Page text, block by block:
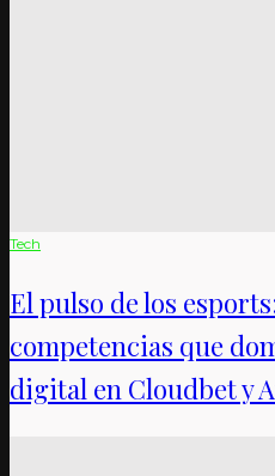
Tech
El pulso de los
competencias que
digital en Cloudbet y